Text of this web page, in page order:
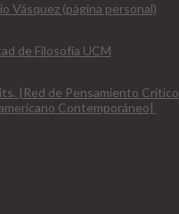
Vásquez (página personal)
de Filosofía UCM
|Red de Pensamiento Crítico
Contemporáneo|